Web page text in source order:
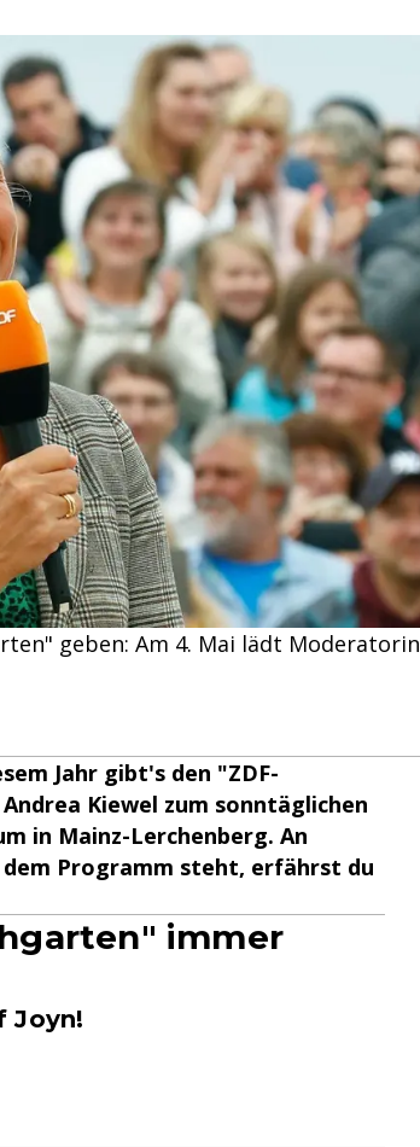
geben: Am 4. Mai lädt Moderatorin
Jahr gibt's den "ZDF-
Kiewel zum sonntäglichen
in Mainz-Lerchenberg. An
Programm steht, erfährst du
immer
Joyn!